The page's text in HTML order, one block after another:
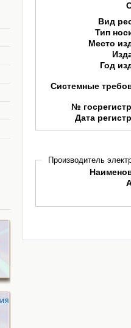
Вид
Тип
Место
Год
Системные
№
Дата
Производитель